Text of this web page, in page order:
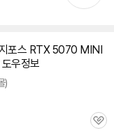
포스 RTX 5070 MINI
우정보
)
관